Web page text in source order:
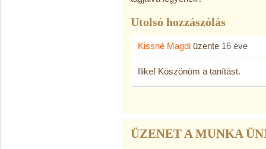
Utolsó hozzászólás
Kissné Magdi üzente 16 éve
Ilike! Köszönöm a tanítást.
ÜZENET A MUNKA